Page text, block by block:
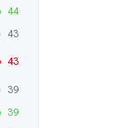
44
43
43
39
39